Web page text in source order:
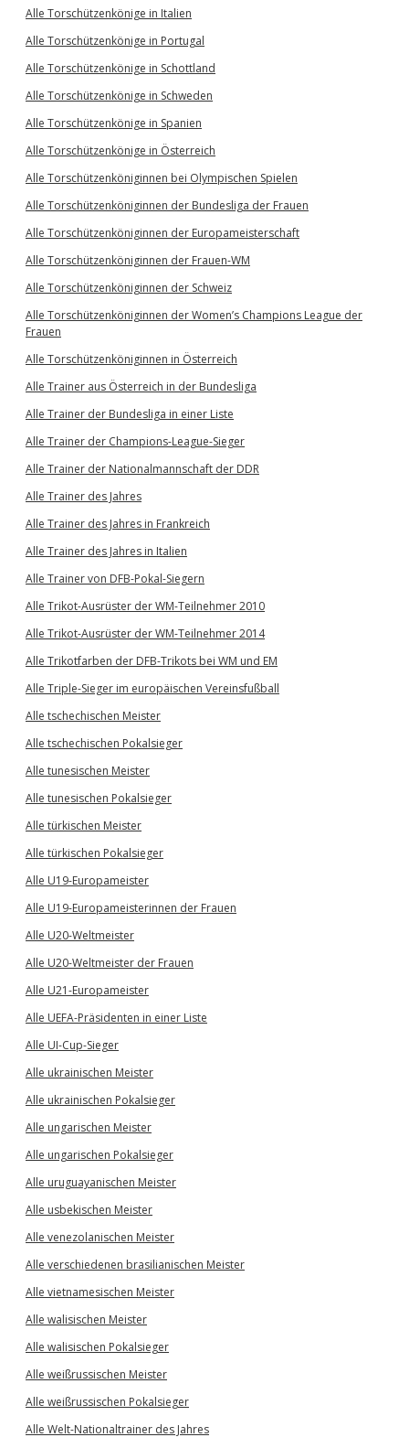
Alle Torschützenkönige in Italien
Alle Torschützenkönige in Portugal
Alle Torschützenkönige in Schottland
Alle Torschützenkönige in Schweden
Alle Torschützenkönige in Spanien
Alle Torschützenkönige in Österreich
Alle Torschützenköniginnen bei Olympischen Spielen
Alle Torschützenköniginnen der Bundesliga der Frauen
Alle Torschützenköniginnen der Europameisterschaft
Alle Torschützenköniginnen der Frauen-WM
Alle Torschützenköniginnen der Schweiz
Alle Torschützenköniginnen der Women’s Champions League der
Frauen
Alle Torschützenköniginnen in Österreich
Alle Trainer aus Österreich in der Bundesliga
Alle Trainer der Bundesliga in einer Liste
Alle Trainer der Champions-League-Sieger
Alle Trainer der Nationalmannschaft der DDR
Alle Trainer des Jahres
Alle Trainer des Jahres in Frankreich
Alle Trainer des Jahres in Italien
Alle Trainer von DFB-Pokal-Siegern
Alle Trikot-Ausrüster der WM-Teilnehmer 2010
Alle Trikot-Ausrüster der WM-Teilnehmer 2014
Alle Trikotfarben der DFB-Trikots bei WM und EM
Alle Triple-Sieger im europäischen Vereinsfußball
Alle tschechischen Meister
Alle tschechischen Pokalsieger
Alle tunesischen Meister
Alle tunesischen Pokalsieger
Alle türkischen Meister
Alle türkischen Pokalsieger
Alle U19-Europameister
Alle U19-Europameisterinnen der Frauen
Alle U20-Weltmeister
Alle U20-Weltmeister der Frauen
Alle U21-Europameister
Alle UEFA-Präsidenten in einer Liste
Alle UI-Cup-Sieger
Alle ukrainischen Meister
Alle ukrainischen Pokalsieger
Alle ungarischen Meister
Alle ungarischen Pokalsieger
Alle uruguayanischen Meister
Alle usbekischen Meister
Alle venezolanischen Meister
Alle verschiedenen brasilianischen Meister
Alle vietnamesischen Meister
Alle walisischen Meister
Alle walisischen Pokalsieger
Alle weißrussischen Meister
Alle weißrussischen Pokalsieger
Alle Welt-Nationaltrainer des Jahres